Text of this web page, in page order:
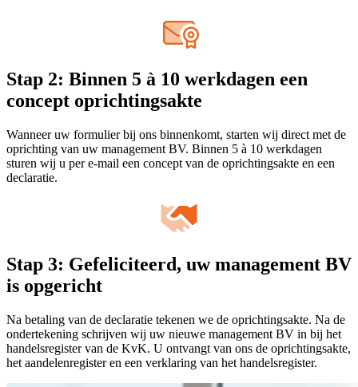
Stap 2: Binnen 5 à 10 werkdagen een
concept oprichtingsakte
Wanneer uw formulier bij ons binnenkomt, starten wij direct met de
oprichting van uw management BV. Binnen 5 à 10 werkdagen
sturen wij u per e-mail een concept van de oprichtingsakte en een
declaratie.
Stap 3: Gefeliciteerd, uw management BV
is opgericht
Na betaling van de declaratie tekenen we de oprichtingsakte. Na de
ondertekening schrijven wij uw nieuwe management BV in bij het
handelsregister van de KvK. U ontvangt van ons de oprichtingsakte,
het aandelenregister en een verklaring van het handelsregister.